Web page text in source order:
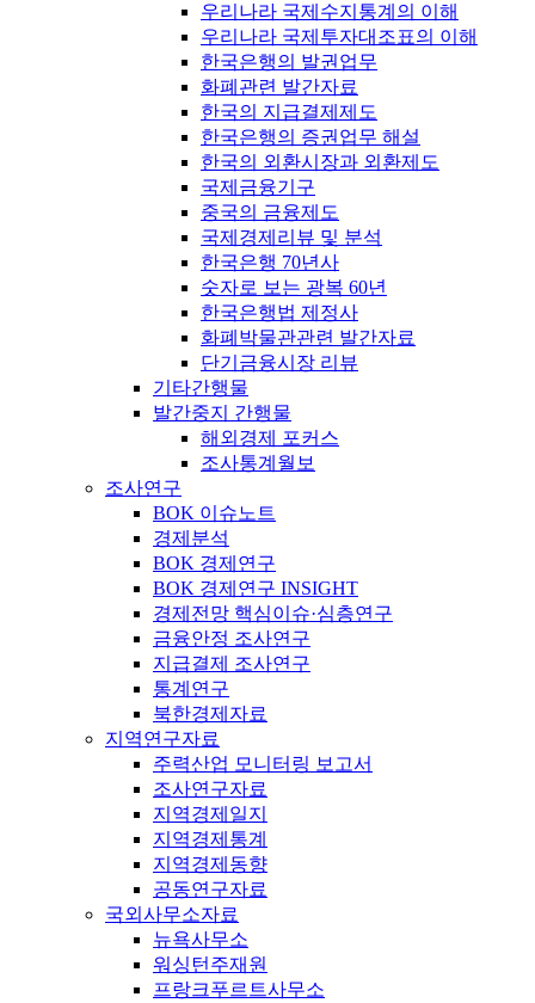
우리나라 국제수지통계의 이해
우리나라 국제투자대조표의 이해
한국은행의 발권업무
화폐관련 발간자료
한국의 지급결제제도
한국은행의 증권업무 해설
한국의 외환시장과 외환제도
국제금융기구
중국의 금융제도
국제경제리뷰 및 분석
한국은행 70년사
숫자로 보는 광복 60년
한국은행법 제정사
화폐박물관관련 발간자료
단기금융시장 리뷰
기타간행물
발간중지 간행물
해외경제 포커스
조사통계월보
조사연구
BOK 이슈노트
경제분석
BOK 경제연구
BOK 경제연구 INSIGHT
경제전망 핵심이슈·심층연구
금융안정 조사연구
지급결제 조사연구
통계연구
북한경제자료
지역연구자료
주력산업 모니터링 보고서
조사연구자료
지역경제일지
지역경제통계
지역경제동향
공동연구자료
국외사무소자료
뉴욕사무소
워싱턴주재원
프랑크푸르트사무소